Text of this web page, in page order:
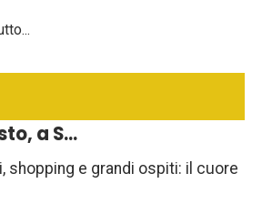
a S...
shopping e grandi ospiti: il cuore